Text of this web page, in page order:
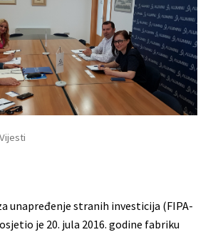
Vijesti
unapređenje stranih investicija (FIPA-
je 20. jula 2016. godine fabriku